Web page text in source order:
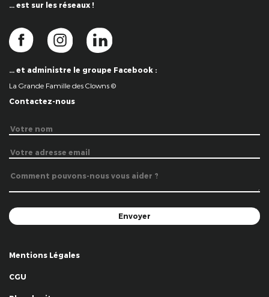
… est sur les réseaux !
… et administre le groupe Facebook :
La Grande Famille des Clowns ©
Contactez-nous
Mentions Légales
CGU